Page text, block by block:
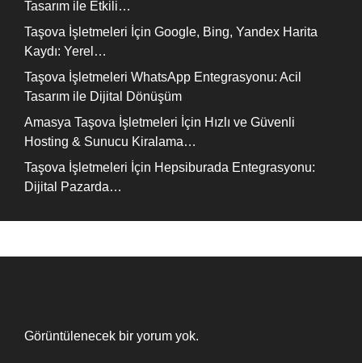
Tasarım ile Etkili…
Taşova İşletmeleri İçin Google, Bing, Yandex Harita
Kaydı: Yerel…
Taşova İşletmeleri WhatsApp Entegrasyonu: Acil
Tasarım ile Dijital Dönüşüm
Amasya Taşova İşletmeleri İçin Hızlı ve Güvenli
Hosting & Sunucu Kiralama…
Taşova İşletmeleri İçin Hepsiburada Entegrasyonu:
Dijital Pazarda…
Görüntülenecek bir yorum yok.